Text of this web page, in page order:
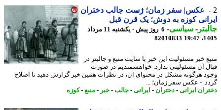
عکس| سفر زمان؛ ژست جالب دختران
کوزه به دوش؛ یک قرن قبل
-سیاسی-
6 روز پیش - یکشنبه 11 مرداد
82010833
خبر مسئولیت این خبر با سایت منبع و جالبتر در
آن مسئولیتی ندارد. خواهشمندیم در صورت
هرگونه مشکل در محتوای آن، در نظرات همین خبر گزارش دهید تا اصلاح
- عکس سفر زمان؛ ...
ایرانی- دختران- ایرانی- جالب-خبر-منبع -کوزه